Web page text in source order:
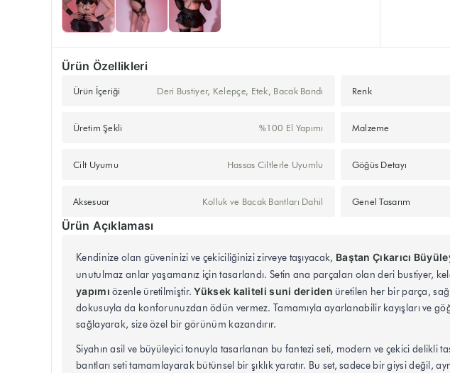
Ürün Özellikleri
Ürün İçeriği Deri Bustiyer, Kelepçe, Etek, Bacak Bandı Renk
Üretim Şekli %100 El Yapımı Malzeme
Cilt Uyumu Hassas Ciltlerle Uyumlu Göğüs Detayı
Aksesuar Kolluk ve Bacak Bantları Dahil Genel Tasarım
Ürün Açıklaması
Kendinize olan güveninizi ve çekiciliğinizi zirveye taşıyacak, Baştan Çıkarıcı
unutulmaz anlar yaşamanız için tasarlandı. Setin ana parçaları olan deri bustiyer,
yapımı özenle üretilmiştir.Yüksek kaliteli suni deriden üretilen her bir parça,
dokusuyla da konforunuzdan ödün vermez. Tamamıyla ayarlanabilir kayışları ve
sağlayarak, size özel bir görünüm kazandırır.
Siyahın asil ve büyüleyici tonuyla tasarlanan bu fantezi seti, modern ve çekici delikli
bantları seti tamamlayarak bütünsel bir şıklık yaratır. Bu set, sadece bir giysi değil,